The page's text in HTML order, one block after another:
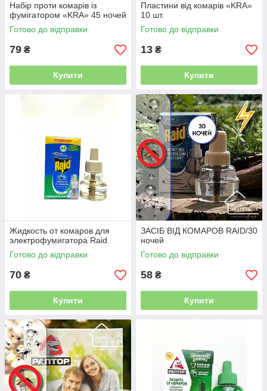
Набір проти комарів із
фумігатором «KRA» 45 ночей
Готово до відправки
79 ₴
Купити
Пластини від комарів «KRA»
10 шт.
Готово до відправки
13 ₴
Купити
Жидкость от комаров для
электрофумигатора Raid
Готово до відправки
70 ₴
Купити
ЗАСІБ ВІД КОМАРОВ RAID/30
ночей
Готово до відправки
58 ₴
Купити